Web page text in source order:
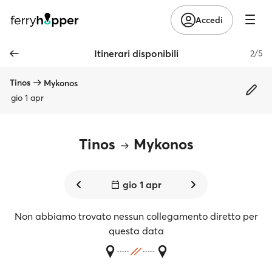
Accedi
Itinerari disponibili 2/5
Tinos
Mykonos
gio 1 apr
Tinos Mykonos
gio 1 apr
Non abbiamo trovato nessun collegamento diretto per
questa data